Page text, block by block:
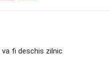
fi deschis zilnic